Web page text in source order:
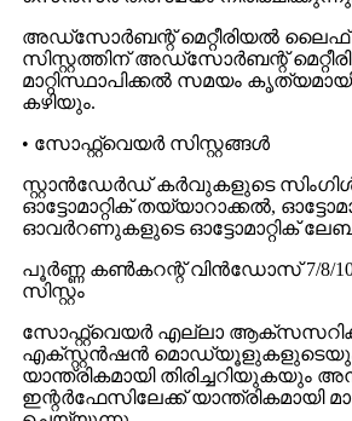
അഡ്‌സോർബന്റ് മെറ്റീരിയൽ ലൈഫ്
സിസ്റ്റത്തിന് അഡ്‌സോർബന്റ്
മാറ്റിസ്ഥാപിക്കൽ സമയം
കഴിയും.
• സോഫ്റ്റ്‌വെയർ സിസ്റ്റങ്ങൾ
സ്റ്റാൻഡേർഡ് കർവുകളുടെ
ഓട്ടോമാറ്റിക് തയ്യാറാക്കൽ,
ഓവർറണുകളുടെ ഓട്ടോമാറ്റിക്
പൂർണ്ണ കൺകറന്റ് വിൻഡോസ് 7/8/10/
സിസ്റ്റം
സോഫ്റ്റ്‌വെയർ എല്ലാ
എക്സ്റ്റൻഷൻ
യാന്ത്രികമായി
ഇന്റർഫേസിലേക്ക് യാന്ത്രികമായി